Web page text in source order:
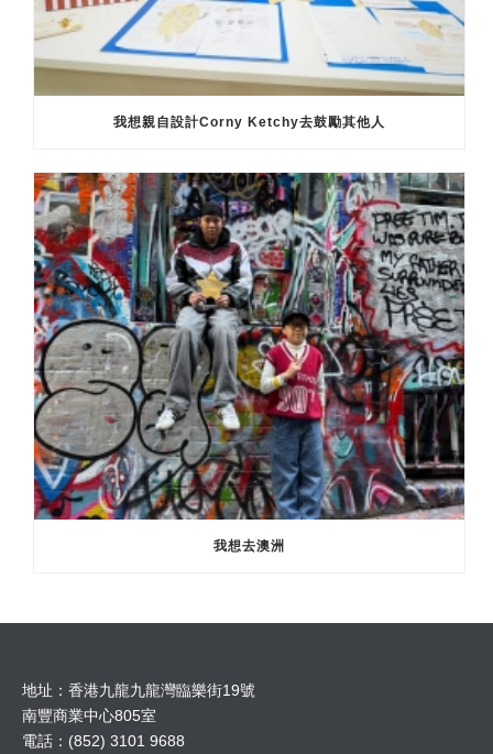
我想親自設計Corny Ketchy去鼓勵其他人
我想去澳洲
地址：香港九龍九龍灣臨樂街19號
南豐商業中心805室
電話：(852) 3101 9688